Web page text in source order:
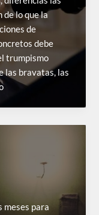
de lo que la
de
debe
trumpismo
las bravatas, las
meses para